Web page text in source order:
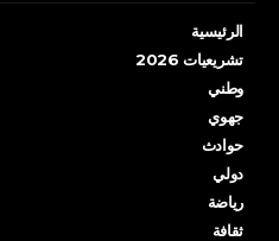
الرئيسية
تشريعيات 2026
وطني
جهوي
حوادث
دولي
رياضة
ثقافة